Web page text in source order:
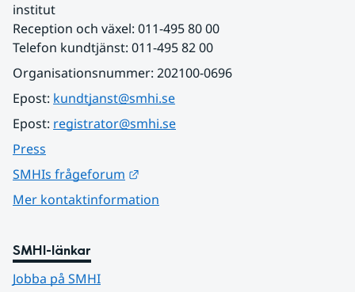
institut
Reception och växel: 011-495 80 00
Telefon kundtjänst: 011-495 82 00
Organisationsnummer: 202100-0696
Epost: kundtjanst@smhi.se
Epost: registrator@smhi.se
Press
SMHIs frågeforum
Mer kontaktinformation
SMHI-länkar
Jobba på SMHI